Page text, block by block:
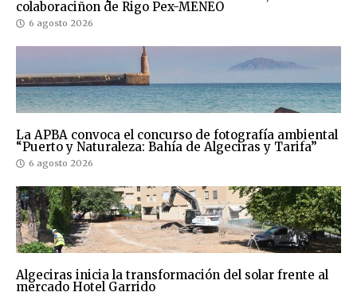
colaboraciñon de Rigo Pex-MENEO
6 agosto 2026
La APBA convoca el concurso de fotografía ambiental
“Puerto y Naturaleza: Bahía de Algeciras y Tarifa”
6 agosto 2026
Algeciras inicia la transformación del solar frente al
mercado Hotel Garrido